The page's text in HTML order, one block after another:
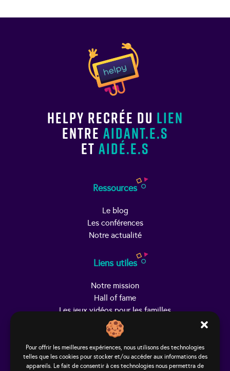
Pour offrir les meilleures expériences, nous utilisons des technologies
telles que les cookies pour stocker et/ou accéder aux informations des
appareils. Le fait de consentir à ces technologies nous permettra de
Helpy recrée du lien
entre aidant.e.s
et aidé.e.s
Ressources
Le blog
Les conférences
Notre actualité
Liens utiles
Notre mission
Hall of fame
Les jeux vidéos pour les familles
Trouver Helpy
Le studio